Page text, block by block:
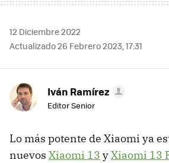
12 Diciembre 2022
Actualizado 26 Febrero 2023, 17:31
Iván Ramírez
Editor Senior
Lo más potente de Xiaomi ya
nuevos Xiaomi 13 yXiaomi 13